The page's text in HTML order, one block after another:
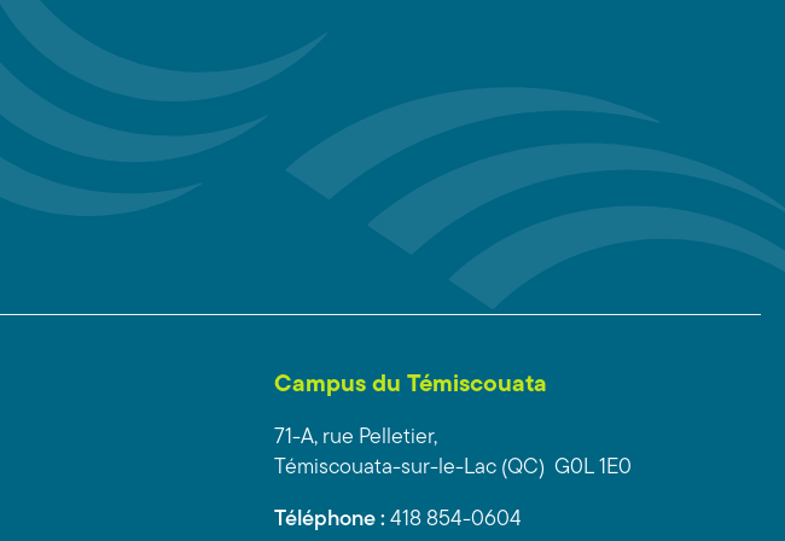
Campus du Témiscouata
71-A, rue Pelletier,
Témiscouata-sur-le-Lac (QC) G0L 1E0
Téléphone : 418 854-0604